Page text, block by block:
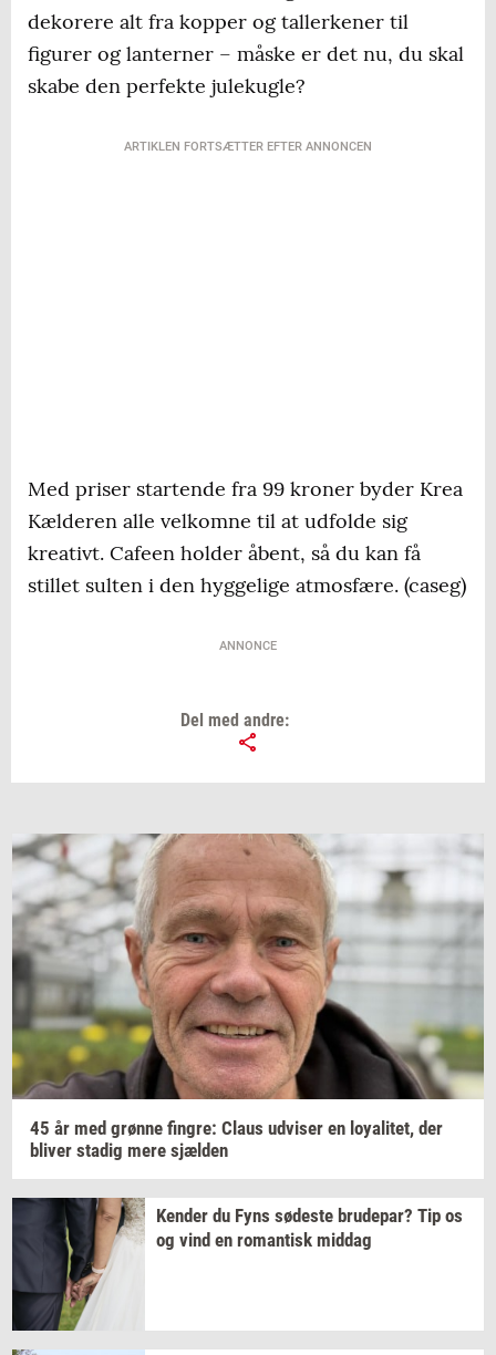
dekorere alt fra kopper og tallerkener til
figurer og lanterner – måske er det nu, du skal
skabe den perfekte julekugle?
ARTIKLEN FORTSÆTTER EFTER ANNONCEN
Med priser startende fra 99 kroner byder Krea
Kælderen alle velkomne til at udfolde sig
kreativt. Cafeen holder åbent, så du kan få
stillet sulten i den hyggelige atmosfære. (caseg)
ANNONCE
Del med andre:
45 år med grøn­ne fin­gre: Claus ud­vi­ser en loy­a­li­tet, der
bli­ver sta­dig mere sjæl­den
Ken­der du Fyns sø­de­ste bru­de­par? Tip os
og vind en ro­man­tisk mid­dag